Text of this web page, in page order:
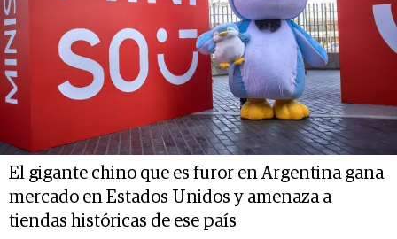
El gigante chino que es furor en Argentina gana
mercado en Estados Unidos y amenaza a
tiendas históricas de ese país